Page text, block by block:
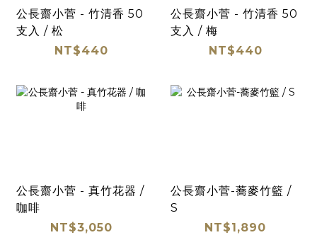
公長齋小菅 - 竹清香 50
支入 / 松
NT$440
公長齋小菅 - 竹清香 50
支入 / 梅
NT$440
公長齋小菅 - 真竹花器 /
咖啡
NT$3,050
公長齋小菅-蕎麥竹籃 /
S
NT$1,890